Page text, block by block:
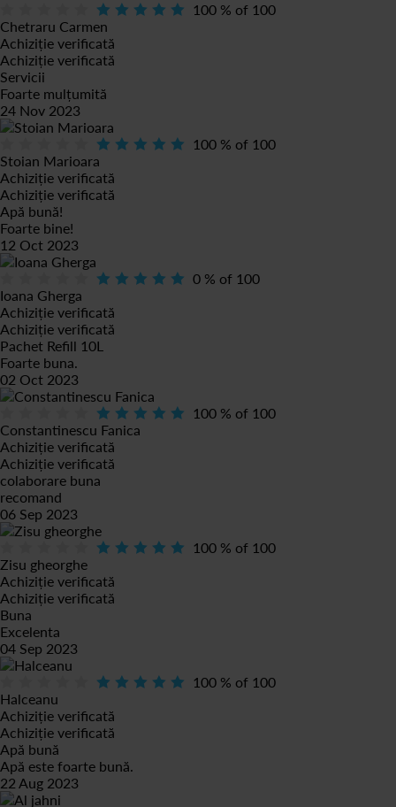
100 % of 100
Chetraru Carmen
Achiziție verificată
Achiziție verificată
Servicii
Foarte mulțumită
24 Nov 2023
100 % of 100
Stoian Marioara
Achiziție verificată
Achiziție verificată
Apă bună!
Foarte bine!
12 Oct 2023
0 % of 100
Ioana Gherga
Achiziție verificată
Achiziție verificată
Pachet Refill 10L
Foarte buna.
02 Oct 2023
100 % of 100
Constantinescu Fanica
Achiziție verificată
Achiziție verificată
colaborare buna
recomand
06 Sep 2023
100 % of 100
Zisu gheorghe
Achiziție verificată
Achiziție verificată
Buna
Excelenta
04 Sep 2023
100 % of 100
Halceanu
Achiziție verificată
Achiziție verificată
Apă bună
Apă este foarte bună.
22 Aug 2023